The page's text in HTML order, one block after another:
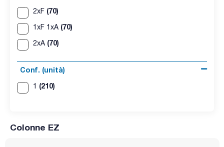
2xF (70)
1xF 1xA (70)
2xA (70)
Conf. (unità)
1 (210)
Colonne EZ